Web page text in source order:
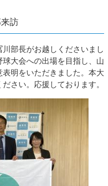
訪
部長がお越しくださいまし
大会への出場を目指し、山
明をいただきました。本大
さい。応援しております。